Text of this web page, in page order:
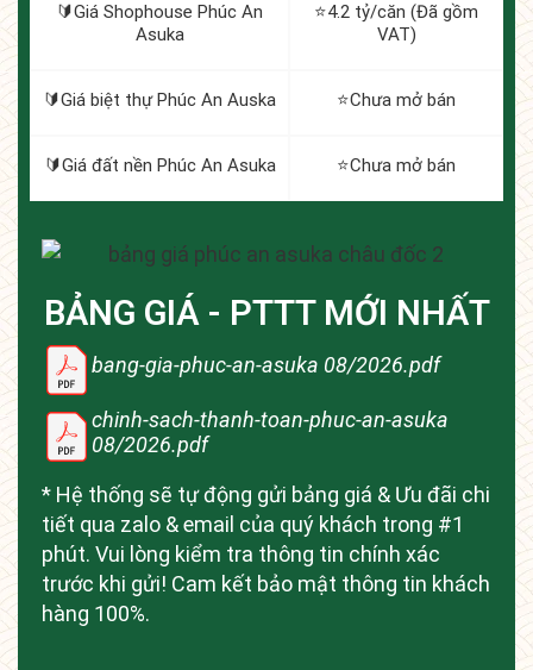
🔰️Giá Shophouse Phúc An
Asuka
⭐️4.2 tỷ/căn (Đã gồm
VAT)
🔰️Giá biệt thự Phúc An Auska ⭐️Chưa mở bán
🔰️Giá đất nền Phúc An Asuka ⭐️Chưa mở bán
BẢNG GIÁ - PTTT MỚI NHẤT
bang-gia-phuc-an-asuka 08/2026.pdf
chinh-sach-thanh-toan-phuc-an-asuka
08/2026.pdf
* Hệ thống sẽ tự động gửi bảng giá & Ưu đãi chi
tiết qua zalo & email của quý khách trong #1
phút. Vui lòng kiểm tra thông tin chính xác
trước khi gửi! Cam kết bảo mật thông tin khách
hàng 100%.